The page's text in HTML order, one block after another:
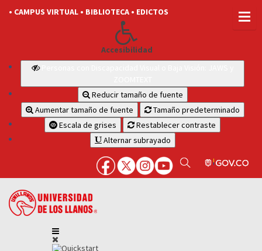
• CAMPUS VIRTUAL • BIBLIOTECA • EDICTOS
Accesibilidad
Reducir tamaño de fuente
Aumentar tamaño de fuente
Tamaño predeterminado
Escala de grises
Restablecer contraste
Alternar subrayado